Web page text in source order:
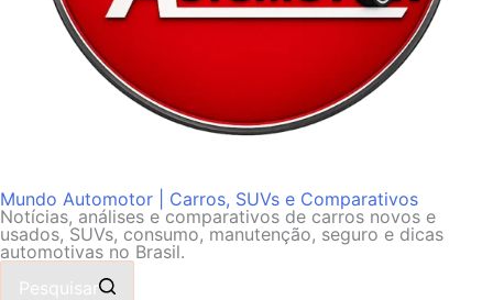
Mundo Automotor | Carros, SUVs e Comparativos
Notícias, análises e comparativos de carros novos e
usados, SUVs, consumo, manutenção, seguro e dicas
automotivas no Brasil.
Pesquisar